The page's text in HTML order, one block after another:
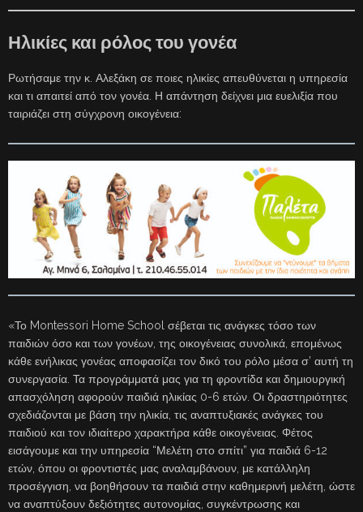
Ηλικίες και ρόλος του γονέα
Ρωτήσαμε την κ. Αλεξάκη σε ποιες ηλικίες απευθύνεται η υπηρεσία
και τι απαιτεί από τον γονέα. Η απάντηση δείχνει μια ευελιξία που
ταιριάζει στη σύγχρονη οικογένεια:
«Το Montessori Home School σέβεται τις ανάγκες τόσο των
παιδιών όσο και των γονέων, της οικογένειας συνολικά, επομένως
κάθε ενήλικας γονέας αποφασίζει τον δικό του ρόλο μέσα σ’ αυτή τη
συνεργασία. Τα προγράμματά μας για τη φροντίδα και δημιουργική
απασχόληση αφορούν παιδιά ηλικίας 0-6 ετών. Οι δραστηριότητες
σχεδιάζονται με βάση την ηλικία, τις αναπτυξιακές ανάγκες του
παιδιού και τον ιδιαίτερο χαρακτήρα κάθε οικογένειας. Φέτος
εισάγουμε και την υπηρεσία “Μελέτη στο σπίτι” για παιδιά 6-12
ετών, όπου οι φροντιστές μας αναλαμβάνουν, με κατάλληλη
προσέγγιση, να βοηθήσουν τα παιδιά στην καθημερινή μελέτη, ώστε
να αναπτύξουν δεξιότητες αυτονομίας, συγκέντρωσης και